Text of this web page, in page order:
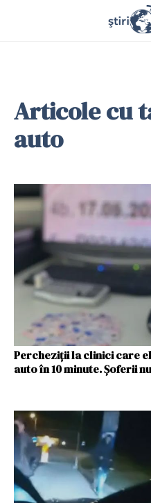
Articole cu
auto
Percheziții la clinici care
auto în 10 minute. Șoferii